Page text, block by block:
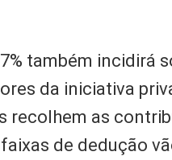
também incidirá
da iniciativa
recolhem as
de dedução